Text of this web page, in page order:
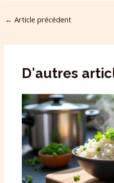
← Article précédent
D'autres